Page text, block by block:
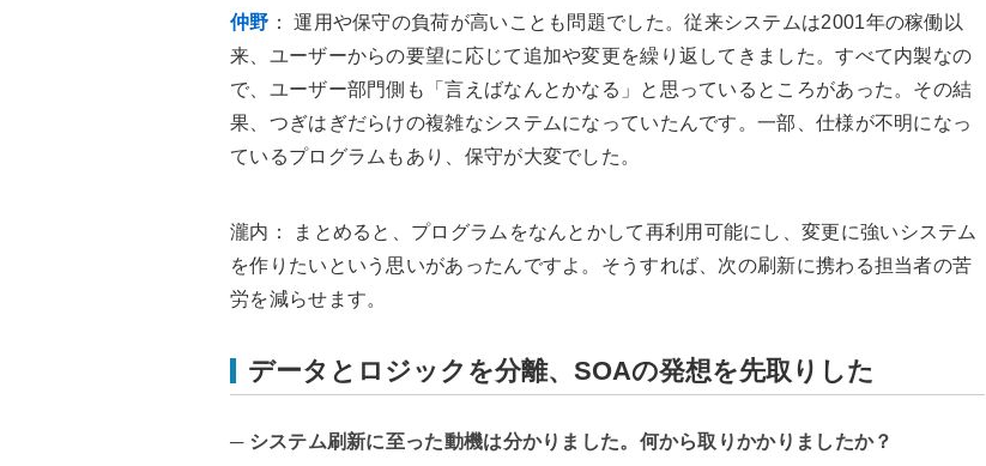
仲野 ： 運用や保守の負荷が高いことも問題でした。従来システムは2001年の稼働以
来、ユーザーからの要望に応じて追加や変更を繰り返してきました。すべて内製なの
で、ユーザー部門側も「言えばなんとかなる」と思っているところがあった。その結
果、つぎはぎだらけの複雑なシステムになっていたんです。一部、仕様が不明になっ
ているプログラムもあり、保守が大変でした。
瀧内 ： まとめると、プログラムをなんとかして再利用可能にし、変更に強いシステム
を作りたいという思いがあったんですよ。そうすれば、次の刷新に携わる担当者の苦
労を減らせます。
データとロジックを分離、SOAの発想を先取りした
─ システム刷新に至った動機は分かりました。何から取りかかりましたか？